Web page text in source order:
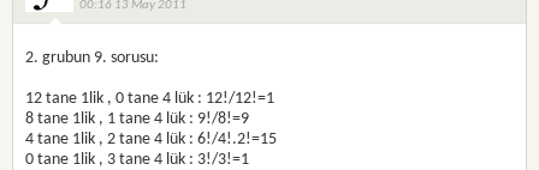
00:16 13 May 2011
2. grubun 9. sorusu:
12 tane 1lik , 0 tane 4 lük : 12!/12!=1
8 tane 1lik , 1 tane 4 lük : 9!/8!=9
4 tane 1lik , 2 tane 4 lük : 6!/4!.2!=15
0 tane 1lik , 3 tane 4 lük : 3!/3!=1